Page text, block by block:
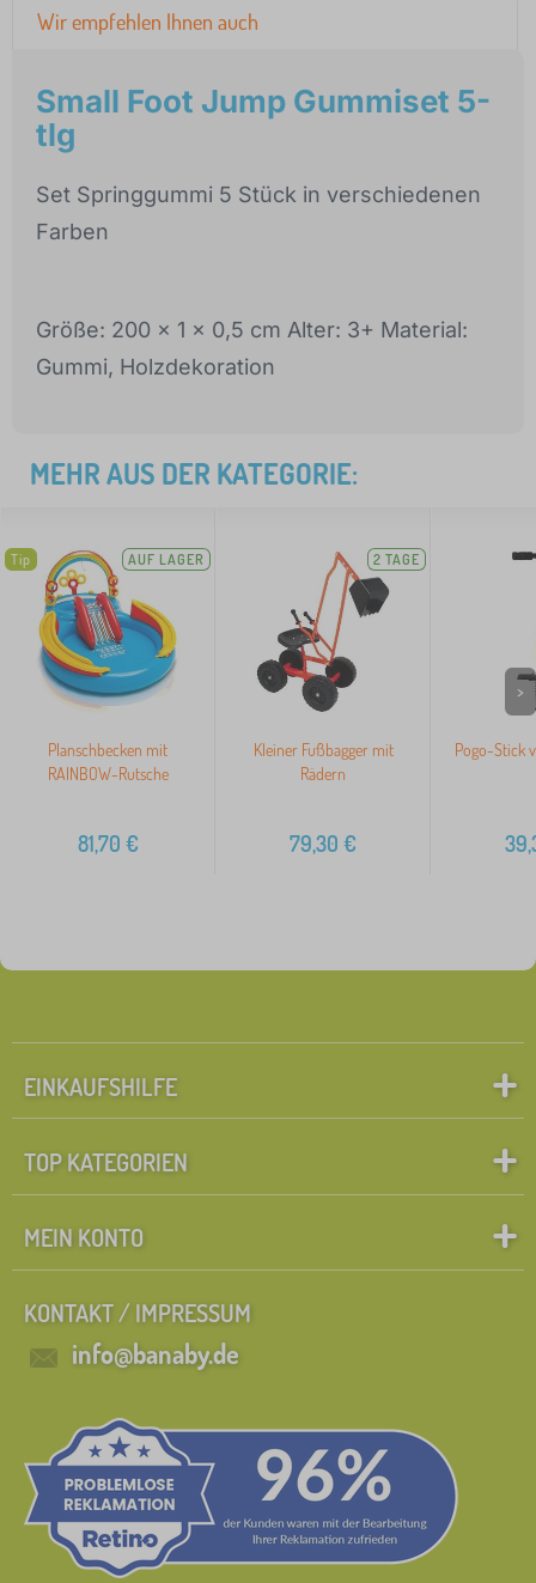
Wir empfehlen Ihnen auch
Small Foot Jump Gummiset 5-
tlg
Set Springgummi 5 Stück in verschiedenen
Farben
Größe: 200 x 1 x 0,5 cm Alter: 3+ Material:
Gummi, Holzdekoration
MEHR AUS DER KATEGORIE:
Tip AUF LAGER
Planschbecken mit
RAINBOW-Rutsche
81,70 €
2 TAGE
Kleiner Fußbagger mit
Rädern
79,30 €
Pogo-Stick
>
EINKAUFSHILFE
TOP KATEGORIEN
MEIN KONTO
KONTAKT / IMPRESSUM
info@banaby.de